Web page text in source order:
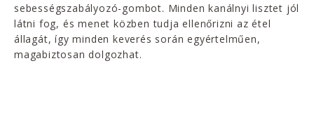
sebességszabályozó-gombot. Minden kanálnyi lisztet jól
látni fog, és menet közben tudja ellenőrizni az étel
állagát, így minden keverés során egyértelműen,
magabiztosan dolgozhat.